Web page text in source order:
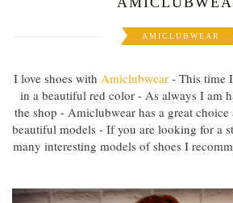
AMICLUBWEAR
I love shoes with Amiclubwear - This time
in a beautiful red color - As always I am
the shop - Amiclubwear has a great
beautiful models - If you are looking for a
many interesting models of shoes I